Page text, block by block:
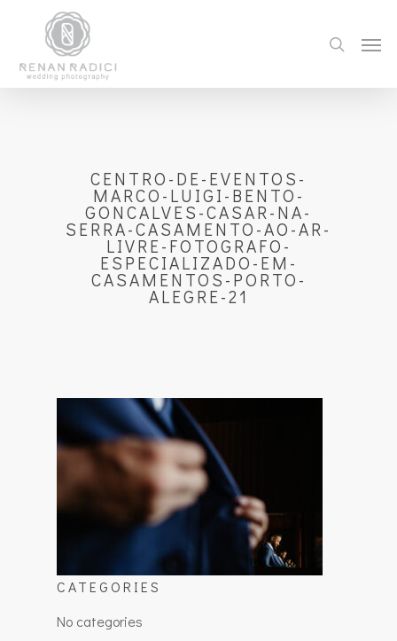
CENTRO-DE-EVENTOS-
MARCO-LUIGI-BENTO-
GONCALVES-CASAR-NA-
SERRA-CASAMENTO-AO-AR-
LIVRE-FOTOGRAFO-
ESPECIALIZADO-EM-
CASAMENTOS-PORTO-
ALEGRE-21
CATEGORIES
No categories